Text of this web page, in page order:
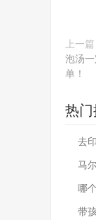
上一篇
泡汤
单！
热
去
马
哪
带